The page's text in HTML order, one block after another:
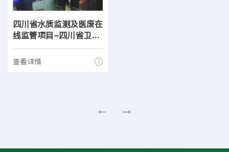
四川省水质监测及医废在
线监管项目-四川省卫生
和计划生育监督执法总队
查看详情
← →